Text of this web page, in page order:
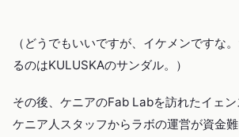
（どうでもいいですが、イケメンですな
るのはKULUSKAのサンダル。）
その後、ケニアのFab Labを訪れたイェ
ケニア人スタッフからラボの運営が資金